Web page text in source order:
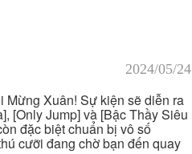
2024/05/24
Mừng Xuân! Sự kiện sẽ diễn ra
[Only Jump] và [Bậc Thầy Siêu
đặc biệt chuẩn bị vô số
cưỡi đang chờ bạn đến quay